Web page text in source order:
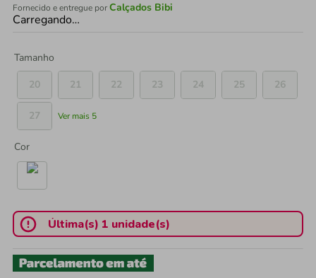
Fornecido e entregue porCalçados Bibi
Carregando…
Tamanho
20
21 22 23 24 25 26
27 Ver mais 5
Cor
Última(s) 1 unidade(s)